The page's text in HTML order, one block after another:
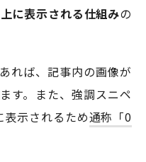
に表示される仕組みの
れば、記事内の画像が
す。また、強調スニペ
示されるため通称「0